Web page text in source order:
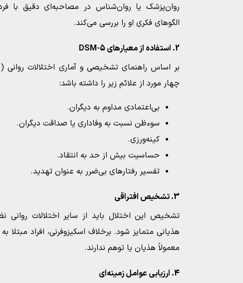
روان‌پزشک یا روان‌شناس در مصاحبه‌ای دقیق با فرد
الگوهای فکری او را بررسی می‌کند.
2. استفاده از معیارهای DSM-5
چهار مورد از علائم زیر را داشته باشد:
بی‌اعتمادی مداوم به دیگران.
سوءظن نسبت به وفاداری یا صداقت دیگران.
کینه‌ورزی.
حساسیت بیش از حد به انتقاد.
تفسیر رفتارهای بی‌ضرر به عنوان تهدید.
3. تشخیص افتراقی
تشخیص این اختلال باید از سایر اختلالات روانی
هذیانی متمایز شود. برخلاف اسکیزوفرنی، افراد مبتلا
معمولاً هذیان یا توهم ندارند.
4. ارزیابی عوامل زمینه‌ای